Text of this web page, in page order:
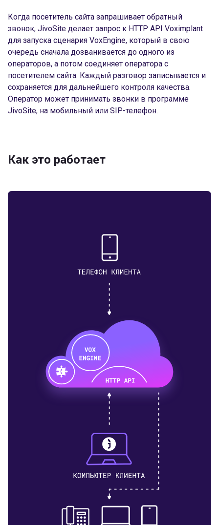
Когда посетитель сайта запрашивает обратный
звонок, JivoSite делает запрос к HTTP API Voximplant
для запуска сценария VoxEngine, который в свою
очередь сначала дозванивается до одного из
операторов, а потом соединяет оператора с
посетителем сайта. Каждый разговор записывается и
сохраняется для дальнейшего контроля качества.
Оператор может принимать звонки в программе
JivoSite, на мобильный или SIP-телефон.
Как это работает